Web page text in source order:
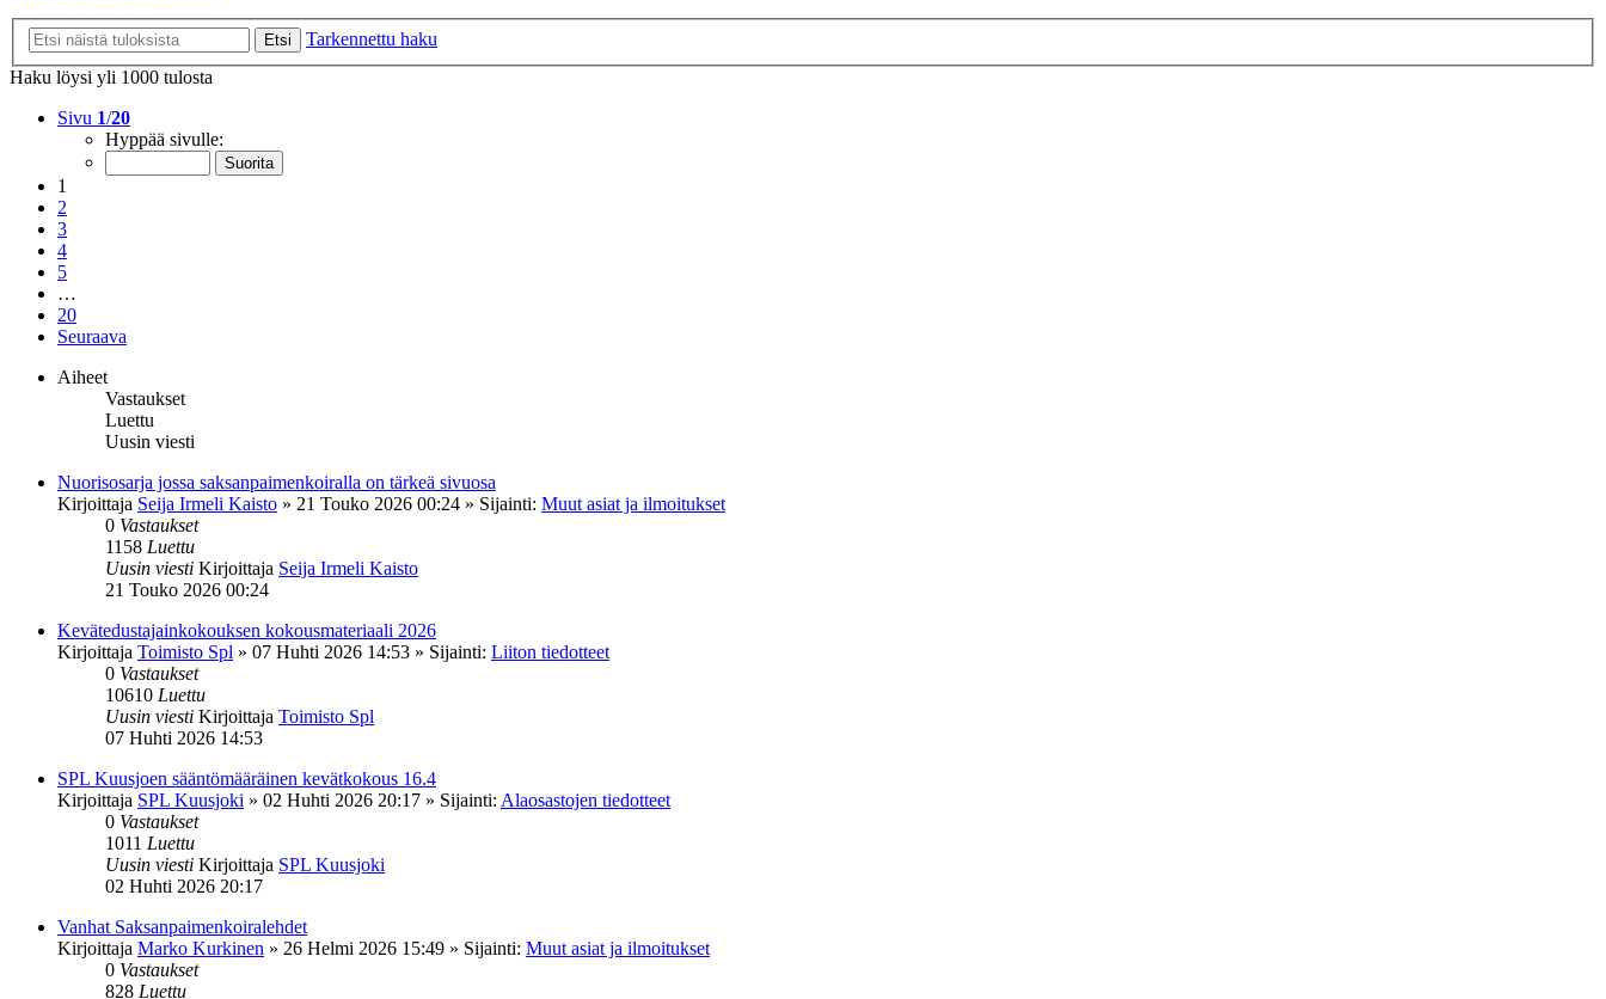
Etsi
Tarkennettu haku
Haku löysi yli 1000 tulosta
Sivu 1/20
Hyppää sivulle:
1
2
3
4
5
…
20
Seuraava
Aiheet
Vastaukset
Luettu
Uusin viesti
Nuorisosarja jossa saksanpaimenkoiralla on tärkeä sivuosa
Kirjoittaja Seija Irmeli Kaisto » 21 Touko 2026 00:24 » Sijainti: Muut asiat ja ilmoitukset
0 Vastaukset
1158 Luettu
Uusin viesti Kirjoittaja Seija Irmeli Kaisto
21 Touko 2026 00:24
Kevätedustajainkokouksen kokousmateriaali 2026
Kirjoittaja Toimisto Spl » 07 Huhti 2026 14:53 » Sijainti: Liiton tiedotteet
0 Vastaukset
10610 Luettu
Uusin viesti Kirjoittaja Toimisto Spl
07 Huhti 2026 14:53
SPL Kuusjoen sääntömääräinen kevätkokous 16.4
Kirjoittaja SPL Kuusjoki » 02 Huhti 2026 20:17 » Sijainti: Alaosastojen tiedotteet
0 Vastaukset
1011 Luettu
Uusin viesti Kirjoittaja SPL Kuusjoki
02 Huhti 2026 20:17
Vanhat Saksanpaimenkoiralehdet
Kirjoittaja Marko Kurkinen » 26 Helmi 2026 15:49 » Sijainti: Muut asiat ja ilmoitukset
0 Vastaukset
828 Luettu